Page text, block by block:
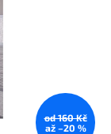
od 160 Kč
až –20 %